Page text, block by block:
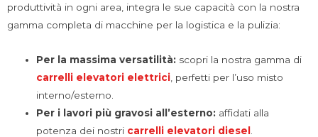
produttività in ogni area, integra le sue capacità con la nostra
gamma completa di macchine per la logistica e la pulizia:
Per la massima versatilità: scopri la nostra gamma di
carrelli elevatori elettrici , perfetti per l’uso misto
interno/esterno.
Per i lavori più gravosi all’esterno: affidati alla
potenza dei nostri carrelli elevatori diesel